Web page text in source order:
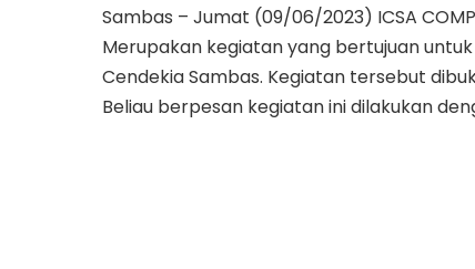
Sambas – Jumat (09/06/2023) ICSA
Merupakan kegiatan yang bertujuan
Cendekia Sambas. Kegiatan tersebut
Beliau berpesan kegiatan ini dilakukan